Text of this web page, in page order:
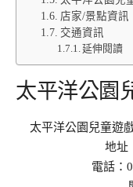
店家/景點資訊
交通資訊
延伸閱讀
太平洋公園
太平洋公園兒童遊
地址
電話：